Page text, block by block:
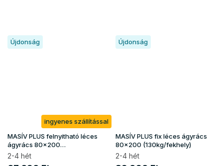
Újdonság
ingyenes szállítással
MASÍV PLUS felnyitható léces
ágyrács 80x200
(130kg/fekhely)
2-4 hét
Újdonság
MASÍV PLUS fix léces ágyrács
80x200 (130kg/fekhely)
2-4 hét